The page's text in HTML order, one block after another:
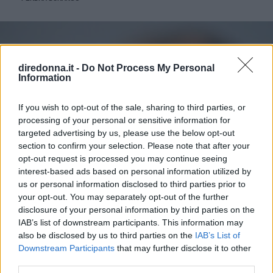
diredonna.it - Do Not Process My Personal
Information
If you wish to opt-out of the sale, sharing to third parties, or
processing of your personal or sensitive information for
targeted advertising by us, please use the below opt-out
section to confirm your selection. Please note that after your
opt-out request is processed you may continue seeing
interest-based ads based on personal information utilized by
us or personal information disclosed to third parties prior to
your opt-out. You may separately opt-out of the further
disclosure of your personal information by third parties on the
IAB’s list of downstream participants. This information may
also be disclosed by us to third parties on the IAB’s List of
Downstream Participants that may further disclose it to other